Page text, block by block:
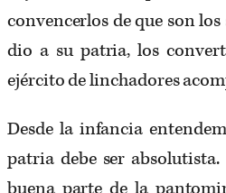
convencerlos de que son
dio a su patria, los
ejército de linchadores
Desde la infancia
patria debe ser